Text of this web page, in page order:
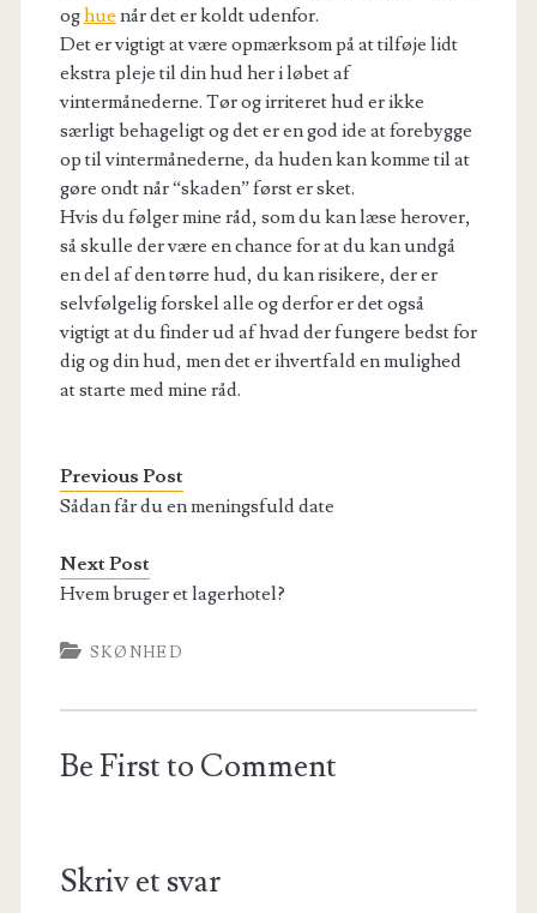
oghue når det er koldt udenfor.
Det er vigtigt at være opmærksom på at tilføje lidt
ekstra pleje til din hud her i løbet af
vintermånederne. Tør og irriteret hud er ikke
særligt behageligt og det er en god ide at forebygge
op til vintermånederne, da huden kan komme til at
gøre ondt når “skaden” først er sket.
Hvis du følger mine råd, som du kan læse herover,
så skulle der være en chance for at du kan undgå
en del af den tørre hud, du kan risikere, der er
selvfølgelig forskel alle og derfor er det også
vigtigt at du finder ud af hvad der fungere bedst for
dig og din hud, men det er ihvertfald en mulighed
at starte med mine råd.
Previous Post
Sådan får du en meningsfuld date
Next Post
Hvem bruger et lagerhotel?
SKØNHED
Be First to Comment
Skriv et svar